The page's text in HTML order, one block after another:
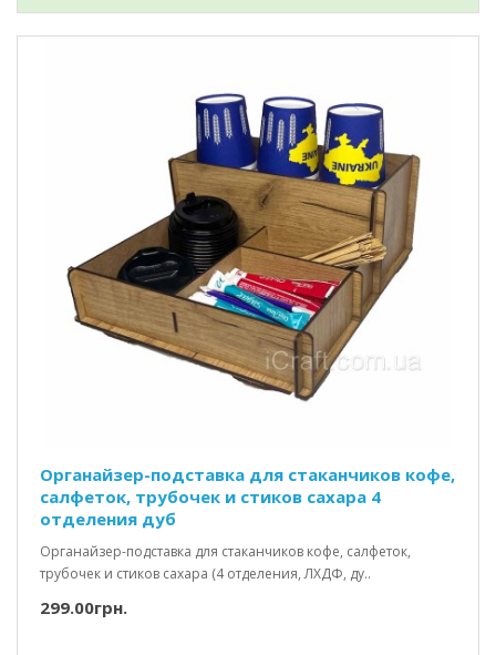
Органайзер-подставка для стаканчиков кофе,
салфеток, трубочек и стиков сахара 4
отделения дуб
Органайзер-подставка для стаканчиков кофе, салфеток,
трубочек и стиков сахара (4 отделения, ЛХДФ, ду..
299.00грн.